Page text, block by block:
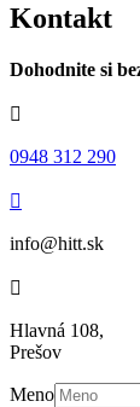
Kontakt
Dohodnite si

0948 312 290

info@hitt.sk

Hlavná 108,
Prešov
Meno